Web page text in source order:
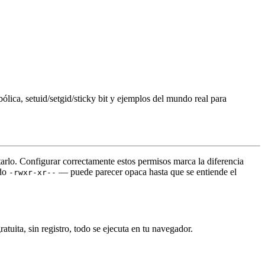
setuid/setgid/sticky bit y ejemplos del mundo real para
Configurar correctamente estos permisos marca la diferencia
-rwxr-xr-- — puede parecer opaca hasta que se entiende el
sin registro, todo se ejecuta en tu navegador.